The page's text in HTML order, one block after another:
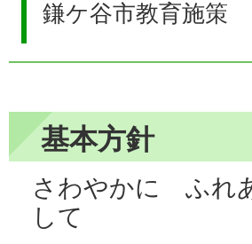
鎌ケ谷市教育施策
基本方針
さわやかに ふれ
して